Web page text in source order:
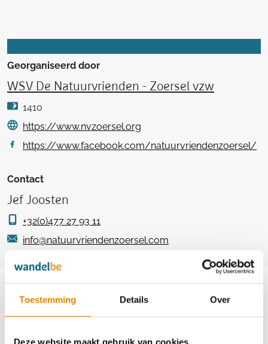
Toestemming Details Over
Georganiseerd door
WSV De Natuurvrienden - Zoersel vzw
1410
https://www.nvzoersel.org
https://www.facebook.com/natuurvriendenzoersel/
Contact
Jef Joosten
+32(0)477 27 93 11
info@natuurvriendenzoersel.com
Aankomende wandeltochten van deze
club